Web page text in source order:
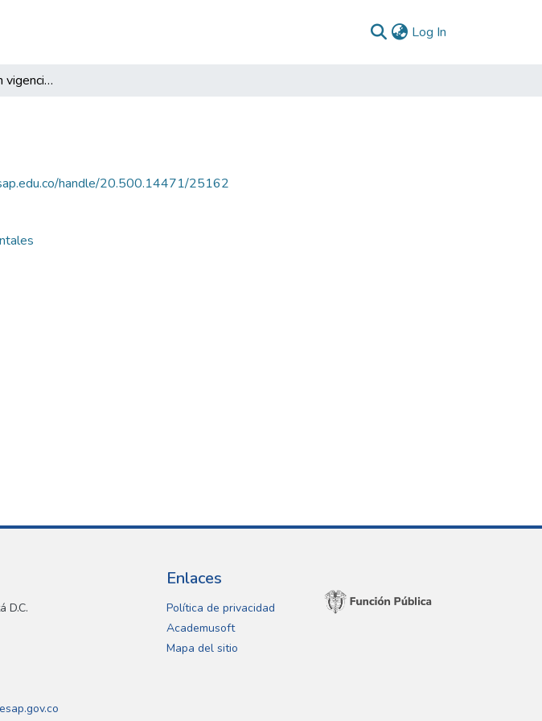
Log In
Informe de gestión vigencia 2020
handle/20.500.14471/25162
D.C.
Enlaces
Política de privacidad
Academusoft
Mapa del sitio